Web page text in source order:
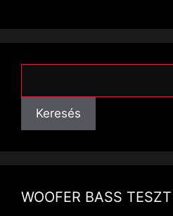
Keresés
WOOFER BASS TESZT